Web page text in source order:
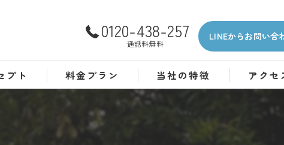
0120-438-257
通話料無料
LINEからお問い合
プト 料金プラン 当社の特徴 アクセ